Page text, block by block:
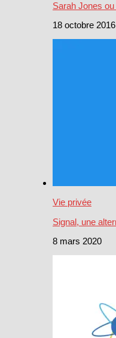
Sarah Jones
18 octobre 2016
Vie privée
Signal, une
8 mars 2020